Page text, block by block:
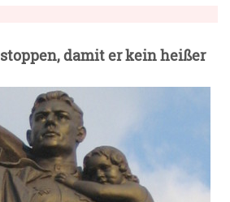
damit er kein heißer